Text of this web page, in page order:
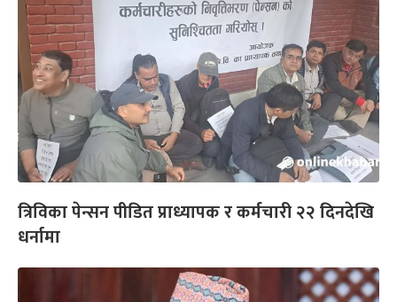
त्रिविका पेन्सन पीडित प्राध्यापक र कर्मचारी २२ दिनदेखि
धर्नामा